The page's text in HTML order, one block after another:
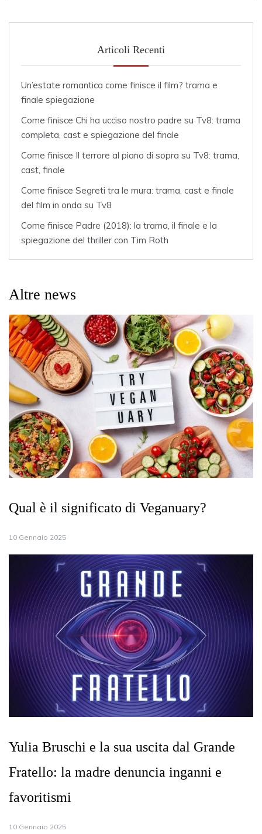
Articoli Recenti
Un’estate romantica come finisce il film? trama e
finale spiegazione
Come finisce Chi ha ucciso nostro padre su Tv8: trama
completa, cast e spiegazione del finale
Come finisce Il terrore al piano di sopra su Tv8: trama,
cast, finale
Come finisce Segreti tra le mura: trama, cast e finale
del film in onda su Tv8
Come finisce Padre (2018): la trama, il finale e la
spiegazione del thriller con Tim Roth
Altre news
Qual è il significato di Veganuary?
10 Gennaio 2025
Yulia Bruschi e la sua uscita dal Grande
Fratello: la madre denuncia inganni e
favoritismi
10 Gennaio 2025